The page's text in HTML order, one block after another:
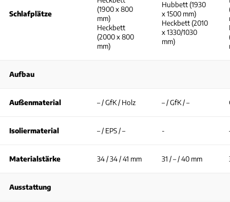
Schlafplätze
(1900 x 800
mm)
Heckbett
(2000 x 800
mm)
Hubbett (1930
x 1500 mm)
Heckbett (2010
x 1330/1030
mm)
Aufbau
Außenmaterial – / GfK / Holz – / GfK / –
Isoliermaterial – / EPS / – -
Materialstärke 34 / 34 / 41 mm 31 / – / 40 mm
Ausstattung